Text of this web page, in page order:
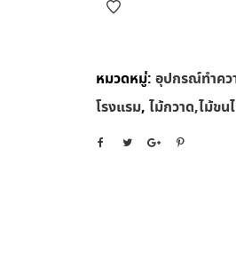
หมวดหมู่: อุปกรณ์ทําคว
โรงแรม, ไม้กวาด,ไม้ขน